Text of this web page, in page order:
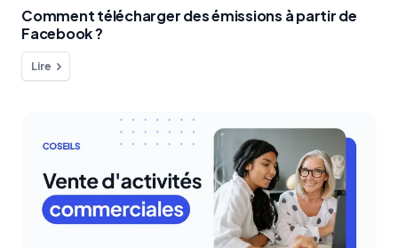
Comment télécharger des émissions à partir de
Facebook ?
Lire